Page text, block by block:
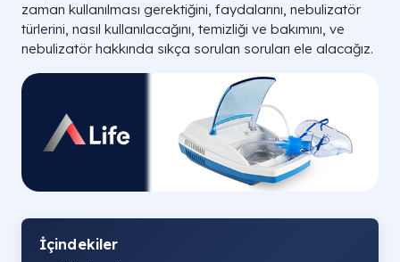
zaman kullanılması gerektiğini, faydalarını, nebulizatör
türlerini, nasıl kullanılacağını, temizliği ve bakımını, ve
nebulizatör hakkında sıkça sorulan soruları ele alacağız.
İçindekiler